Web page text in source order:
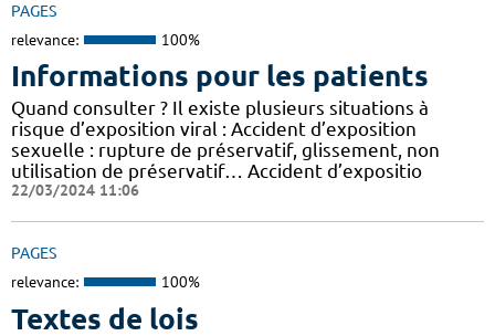
PAGES
relevance: 100%
Informations pour les patients
Quand consulter ? Il existe plusieurs situations à
risque d’exposition viral : Accident d’exposition
sexuelle : rupture de préservatif, glissement, non
utilisation de préservatif… Accident d’expositio
22/03/2024 11:06
PAGES
relevance: 100%
Textes de lois